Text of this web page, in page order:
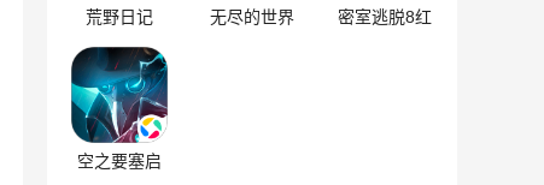
荒野日记 无尽的世界
密室逃脱8红
空之要塞启